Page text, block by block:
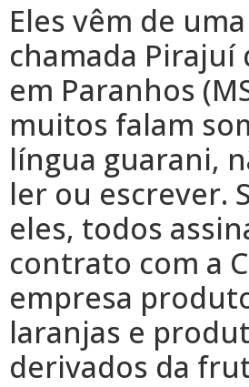
Eles vêm de
chamada Pirajuí
em Paranhos
muitos falam
língua guarani,
ler ou escrever.
eles, todos
contrato com a
empresa
laranjas e
derivados da